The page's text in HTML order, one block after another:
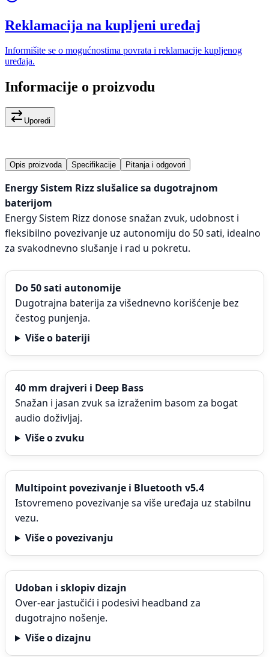
Reklamacija na kupljeni uređaj
Informišite se o mogućnostima povrata i reklamacije kupljenog
uređaja.
Informacije o proizvodu
Uporedi
Opis proizvoda Specifikacije Pitanja i odgovori
Energy Sistem Rizz slušalice sa dugotrajnom
baterijom
Energy Sistem Rizz donose snažan zvuk, udobnost i
fleksibilno povezivanje uz autonomiju do 50 sati, idealno
za svakodnevno slušanje i rad u pokretu.
Do 50 sati autonomije
Dugotrajna baterija za višednevno korišćenje bez
čestog punjenja.
Više o bateriji
40 mm drajveri i Deep Bass
Snažan i jasan zvuk sa izraženim basom za bogat
audio doživljaj.
Više o zvuku
Multipoint povezivanje i Bluetooth v5.4
Istovremeno povezivanje sa više uređaja uz stabilnu
vezu.
Više o povezivanju
Udoban i sklopiv dizajn
Over-ear jastučići i podesivi headband za
dugotrajno nošenje.
Više o dizajnu